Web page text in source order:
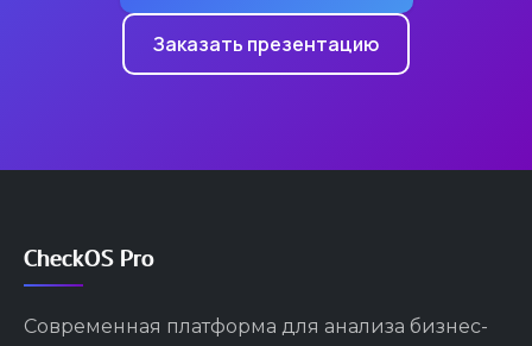
Заказать презентацию
CheckOS Pro
Современная платформа для анализа бизнес-